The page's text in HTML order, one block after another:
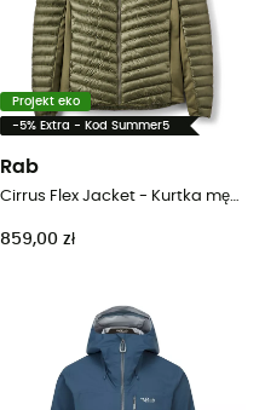
Projekt eko
-5% Extra - Kod Summer5
Rab
Cirrus Flex Jacket - Kurtka męski
859,00 zł